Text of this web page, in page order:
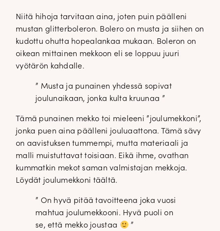
Niitä hihoja tarvitaan aina, joten puin päälleni
mustan glitterboleron. Bolero on musta ja siihen on
kudottu ohutta hopealankaa mukaan. Boleron on
oikean mittainen mekkoon eli se loppuu juuri
vyötärön kahdalle.
” Musta ja punainen yhdessä sopivat
joulunaikaan, jonka kulta kruunaa ”
Tämä punainen mekko toi mieleeni ”joulumekkoni”,
jonka puen aina päälleni jouluaattona. Tämä sävy
on aavistuksen tummempi, mutta materiaali ja
malli muistuttavat toisiaan. Eikä ihme, ovathan
kummatkin mekot saman valmistajan mekkoja.
Löydät joulumekkoni täältä.
” On hyvä pitää tavoitteena joka vuosi
mahtua joulumekkooni. Hyvä puoli on
se, että mekko joustaa
”